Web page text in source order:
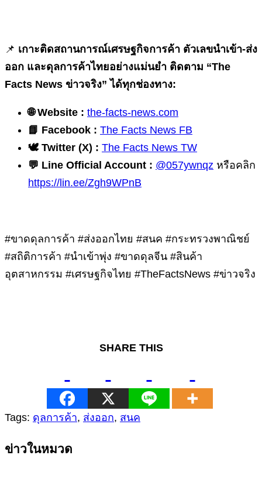
📌 เกาะติดสถานการณ์เศรษฐกิจการค้า ตัวเลขนำเข้า-ส่ง
ออก และดุลการค้าไทยอย่างแม่นยำ ติดตาม “The
Facts News ข่าวจริง” ได้ทุกช่องทาง:
🌐Website : the-facts-news.com
📘 Facebook : The Facts News FB
🕊️ Twitter (X) : The Facts News TW
💬 Line Official Account : @057ywnqz หรือคลิก
https://lin.ee/Zgh9WPnB
#ขาดดุลการค้า #ส่งออกไทย #สนค #กระทรวงพาณิชย์
#สถิติการค้า #นำเข้าพุ่ง #ขาดดุลจีน #สินค้า
อุตสาหกรรม #เศรษฐกิจไทย #TheFactsNews #ข่าวจริง
SHARE THIS
Tags: ดุลการค้า, ส่งออก, สนค
Continue
ข่าวในหมวด